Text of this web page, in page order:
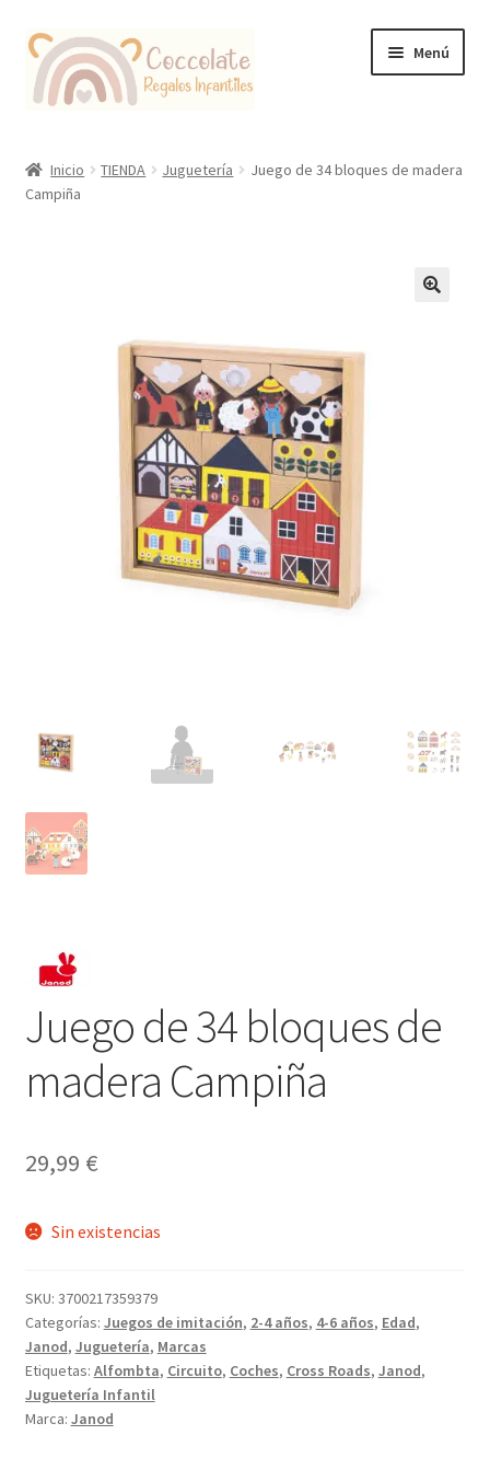
Ir
la
Ir
contenido
Menú
Coccolate Puericultura y Juguetería Educativa
Inicio TIENDA Juguetería
Juego de 34 bloques de madera
Campiña
Juego de 34 bloques de
madera Campiña
29,99 €
Sin existencias
SKU: 3700217359379
Categorías: Juegos de imitación, 2-4 años, 4-6 años, Edad,
Janod, Juguetería, Marcas
Etiquetas: Alfombta, Circuito, Coches, Cross Roads, Janod,
Juguetería Infantil
Marca: Janod